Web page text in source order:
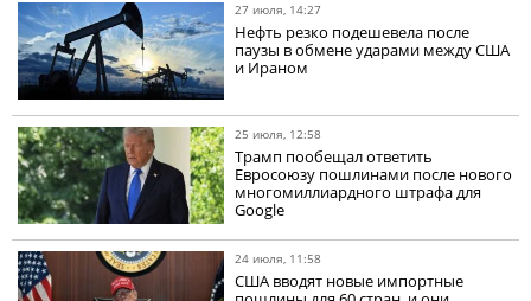
27 июля, 14:27
Нефть резко подешевела после
паузы в обмене ударами между США
и Ираном
25 июля, 12:58
Трамп пообещал ответить
Евросоюзу пошлинами после нового
многомиллиардного штрафа для
Google
24 июля, 11:58
США вводят новые импортные